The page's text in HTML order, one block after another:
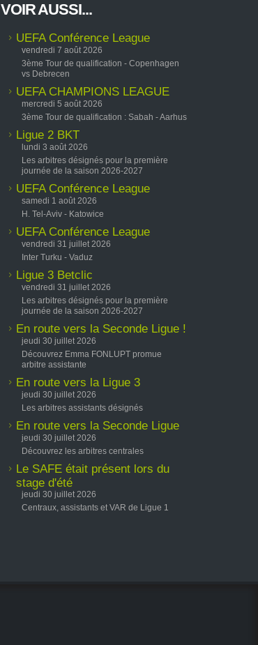
VOIR AUSSI...
UEFA Conférence League
vendredi 7 août 2026
3ème Tour de qualification - Copenhagen
vs Debrecen
UEFA CHAMPIONS LEAGUE
mercredi 5 août 2026
3ème Tour de qualification : Sabah - Aarhus
Ligue 2 BKT
lundi 3 août 2026
Les arbitres désignés pour la première
journée de la saison 2026-2027
UEFA Conférence League
samedi 1 août 2026
H. Tel-Aviv - Katowice
UEFA Conférence League
vendredi 31 juillet 2026
Inter Turku - Vaduz
Ligue 3 Betclic
vendredi 31 juillet 2026
Les arbitres désignés pour la première
journée de la saison 2026-2027
En route vers la Seconde Ligue !
jeudi 30 juillet 2026
Découvrez Emma FONLUPT promue
arbitre assistante
En route vers la Ligue 3
jeudi 30 juillet 2026
Les arbitres assistants désignés
En route vers la Seconde Ligue
jeudi 30 juillet 2026
Découvrez les arbitres centrales
Le SAFE était présent lors du
stage d'été
jeudi 30 juillet 2026
Centraux, assistants et VAR de Ligue 1